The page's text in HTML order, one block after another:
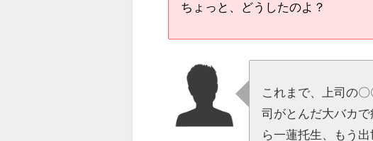
ちょっと、どうしたのよ？
これまで、上司の
司がとんだ大バカ
ら一蓮托生、もう